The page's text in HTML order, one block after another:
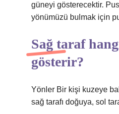
güneyi gösterecektir.
yönümüzü bulmak için
Sağ taraf
gösterir?
Yönler Bir kişi kuzeye
sağ tarafı doğuya, sol